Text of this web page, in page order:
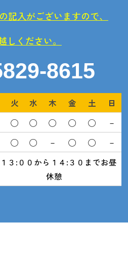
入がございますので、
しください。
8615
火 水 木 金 土
日
◯ ◯ ◯ ◯ ◯
－
◯ ◯ － ◯ ◯
－
３:００から１４:３０までお昼
休憩